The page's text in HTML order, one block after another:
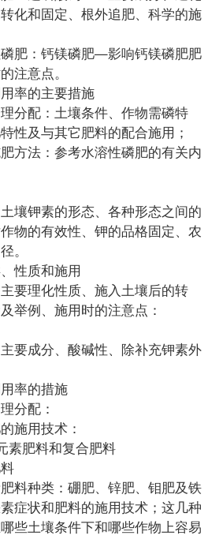
化和固定、根外追肥、科学的施
：钙镁磷肥—影响钙镁磷肥肥
注意点。
率的主要措施
配：土壤条件、作物需磷特
性及与其它肥料的配合施用；
法：参考水溶性磷肥的有关内
钾素的形态、各种形态之间的
物的有效性、钾的品格固定、农
。
性质和施用
理化性质、施入土壤后的转
举例、施用时的注意点：
成分、酸碱性、除补充钾素外
率的措施
分配：
用技术：
肥料和复合肥料
种类：硼肥、锌肥、钼肥及铁
症状和肥料的施用技术；这几种
些土壤条件下和哪些作物上容易